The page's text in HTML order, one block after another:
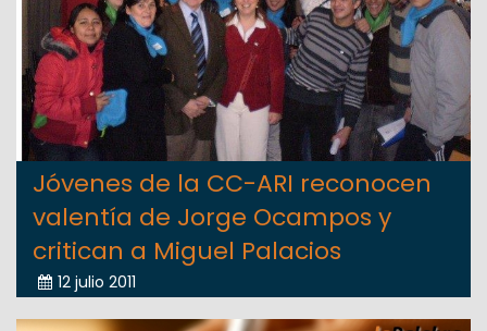
Jóvenes de la CC-ARI reconocen
valentía de Jorge Ocampos y
critican a Miguel Palacios
12 julio 2011